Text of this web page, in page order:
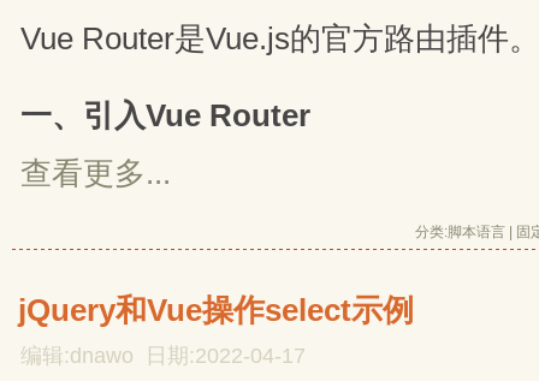
Vue Router是Vue.js的官方路由插件。
一、引入Vue Router
查看更多...
分类:脚本语言 固
jQuery和Vue操作select示例
编辑:dnawo 日期:2022-04-17